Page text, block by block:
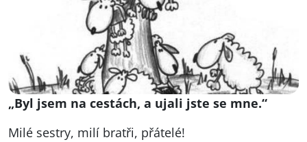
„Byl jsem na cestách, a ujali jste se mne.“
Milé sestry, milí bratři, přátelé!